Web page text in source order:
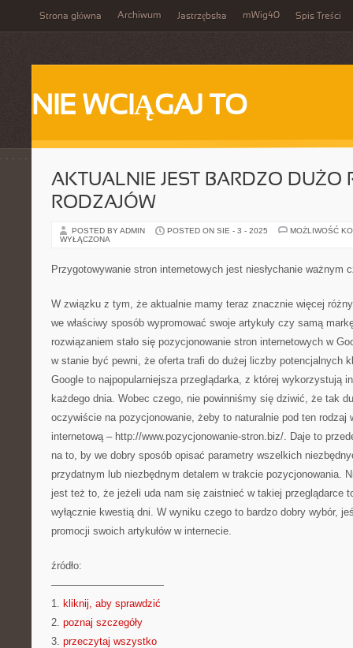
Strona główna Archiwum Jastrzębska mWig40 Spis Treści
NIE WCIĄGAJ TO
AKTUALNIE JEST BARDZO DUŻO
RODZAJÓW
POSTED BY ADMIN POSTED ON SIE - 3 - 2025
MOŻLIWOŚĆ
WYŁĄCZONA
Przygotowywanie stron internetowych jest niesłychanie ważnym
W związku z tym, że aktualnie mamy teraz znacznie więcej
we właściwy sposób wypromować swoje artykuły czy samą
rozwiązaniem stało się pozycjonowanie stron internetowych w
w stanie być pewni, że oferta trafi do dużej liczby potencjalnych
Google to najpopularniejsza przeglądarka, z której wykorzystują
każdego dnia. Wobec czego, nie powinniśmy się dziwić, że tak
oczywiście na pozycjonowanie, żeby to naturalnie pod ten rodzaj
internetową – http://www.pozycjonowanie-stron.biz/. Daje to
na to, by we dobry sposób opisać parametry wszelkich
przydatnym lub niezbędnym detalem w trakcie pozycjonowania.
jest też to, że jeżeli uda nam się zaistnieć w takiej przeglądarce
wyłącznie kwestią dni. W wyniku czego to bardzo dobry wybór,
promocji swoich artykułów w internecie.
źródło:
———————————
1. kliknij, aby sprawdzić
2. poznaj szczegóły
3. przeczytaj wszystko